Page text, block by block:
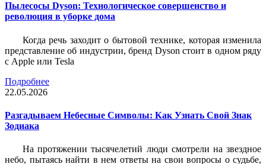
Пылесосы Dyson: Технологическое совершенство и
революция в уборке дома
Когда речь заходит о бытовой технике, которая изменила
представление об индустрии, бренд Dyson стоит в одном ряду
с Apple или Tesla
Подробнее
22.05.2026
Разгадываем Небесные Символы: Как Узнать Свой Знак
Зодиака
На протяжении тысячелетий люди смотрели на звездное
небо, пытаясь найти в нем ответы на свои вопросы о судьбе,